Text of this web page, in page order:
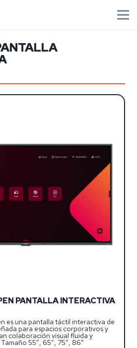
PANTALLA INTERACTIVA
es una pantalla táctil interactiva de
para espacios corporativos y
colaboración visual fluida y
55″, 65″, 75″, 86″